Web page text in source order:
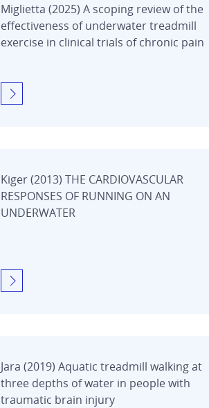
Miglietta (2025) A scoping review of the
effectiveness of underwater treadmill
exercise in clinical trials of chronic pain
Kiger (2013) THE CARDIOVASCULAR
RESPONSES OF RUNNING ON AN
UNDERWATER
Jara (2019) Aquatic treadmill walking at
three depths of water in people with
traumatic brain injury